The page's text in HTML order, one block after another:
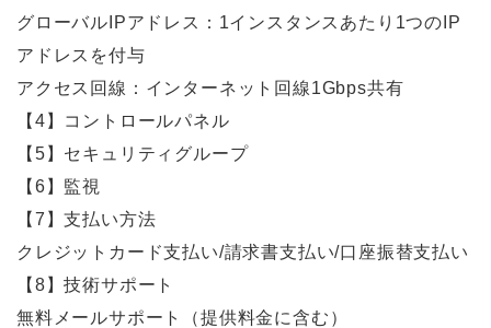
グローバルIPアドレス：1インスタンスあたり1つのIP
アドレスを付与
アクセス回線：インターネット回線1Gbps共有
【4】コントロールパネル
【5】セキュリティグループ
【6】監視
【7】支払い方法
クレジットカード支払い/請求書支払い/口座振替支払い
【8】技術サポート
無料メールサポート（提供料金に含む）